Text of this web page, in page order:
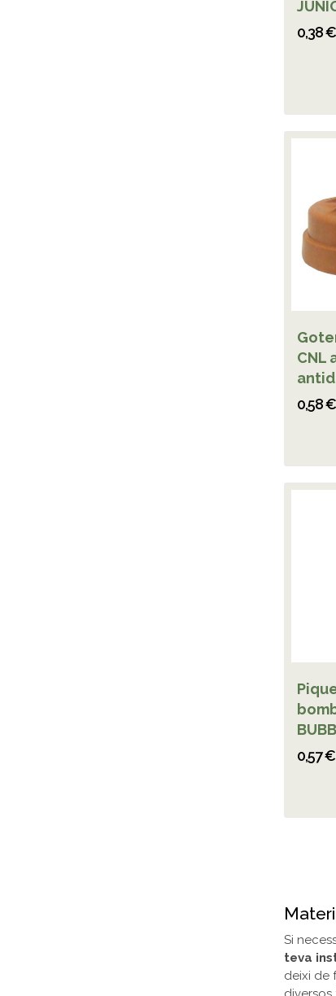
0,38 €
CNL
0,58 €
0,57 €
Si
teva
deixi de